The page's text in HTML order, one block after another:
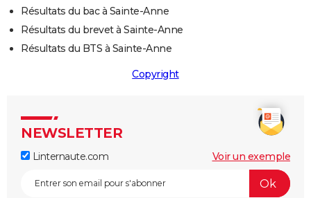
Résultats du bac à Sainte-Anne
Résultats du brevet à Sainte-Anne
Résultats du BTS à Sainte-Anne
Copyright
NEWSLETTER
Linternaute.com Voir un exemple